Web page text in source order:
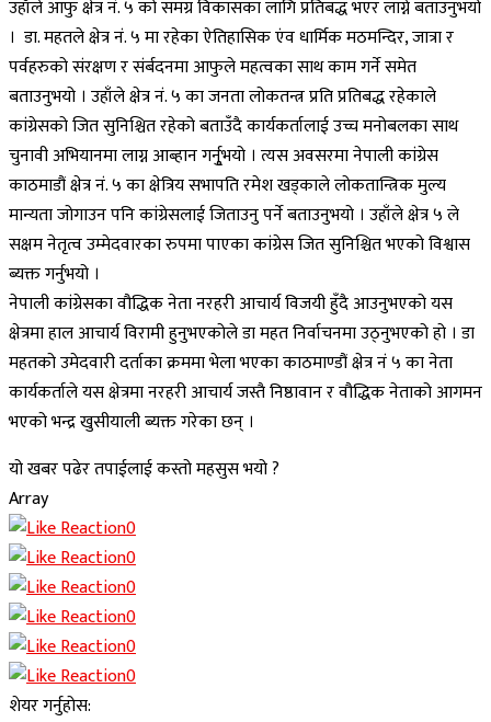
उहाँले आफु क्षेत्र नंं. ५ को समग्र विकासका लागि प्रतिबद्ध भएर लाग्ने बताउनुभयो
। डा. महतले क्षेत्र नं. ५ मा रहेका ऐतिहासिक एंव धार्मिक मठमन्दिर, जात्रा र
पर्वहरुको संरक्षण र संर्बदनमा आफुले महत्वका साथ काम गर्ने समेत
बताउनुभयो । उहाँले क्षेत्र नं. ५ का जनता लोकतन्त्र प्रति प्रतिबद्ध रहेकाले
कांग्रेसको जित सुनिश्चित रहेको बताउँदै कार्यकर्तालाई उच्च मनोबलका साथ
चुनावी अभियानमा लाग्न आब्हान गर्नुृभयो । त्यस अवसरमा नेपाली कांग्रेस
काठमाडौं क्षेत्र नं. ५ का क्षेत्रिय सभापति रमेश खड्काले लोकतान्त्रिक मुल्य
मान्यता जोगाउन पनि कांग्रेसलाई जिताउनु पर्ने बताउनुभयो । उहाँले क्षेत्र ५ ले
सक्षम नेतृत्व उम्मेदवारका रुपमा पाएका कांग्रेस जित सुनिश्चित भएको विश्वास
ब्यक्त गर्नुभयो ।
नेपाली कांग्रेसका वौद्धिक नेता नरहरी आचार्य विजयी हुँदै आउनुभएको यस
क्षेत्रमा हाल आचार्य विरामी हुनुभएकोले डा महत निर्वाचनमा उठ्नुभएको हो । डा
महतको उमेदवारी दर्ताका क्रममा भेला भएका काठमाण्डौं क्षेत्र नं ५ का नेता
कार्यकर्ताले यस क्षेत्रमा नरहरी आचार्य जस्तै निष्ठावान र वौद्धिक नेताको आगमन
भएको भन्द्र खुसीयाली ब्यक्त गरेका छन् ।
यो खबर पढेर तपाईलाई कस्तो महसुस भयो ?
Array
0
0
0
0
0
0
शेयर गर्नुहोस: